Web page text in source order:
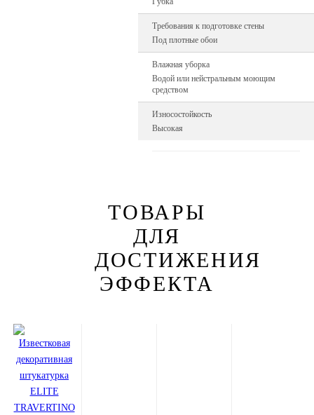
Требования к подготовке стены
Под плотные обои
Влажная уборка
Водой или нейстральным моющим
средством
Износостойкость
Высокая
ТОВАРЫ
ДЛЯ
ДОСТИЖЕНИЯ
ЭФФЕКТА